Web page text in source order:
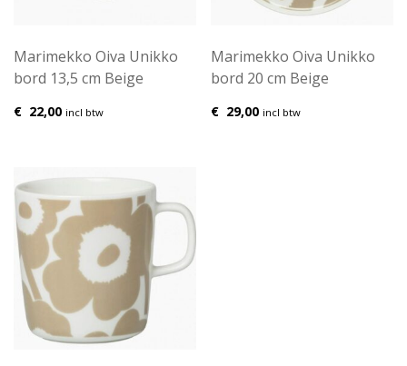
Marimekko Oiva Unikko
bord 13,5 cm Beige
€ 22,00 incl btw
Marimekko Oiva Unikko
bord 20 cm Beige
€ 29,00 incl btw